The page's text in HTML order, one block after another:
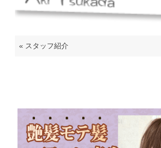
« スタッフ紹介